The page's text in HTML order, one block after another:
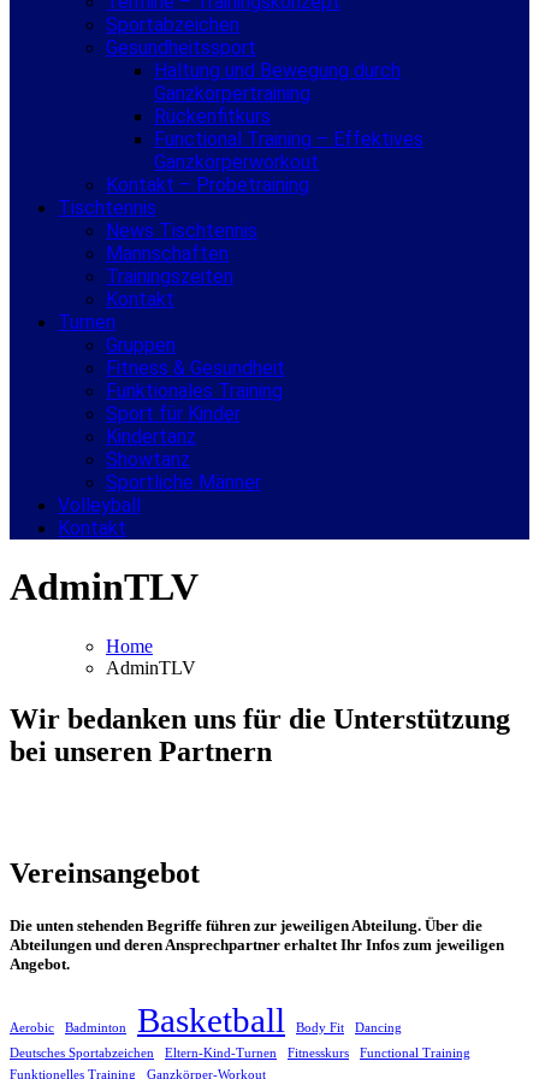
Sportabzeichen
Gesundheitssport
Haltung und Bewegung durch
Ganzkörpertraining
Rückenfitkurs
Functional Training – Effektives
Ganzkörperworkout
Kontakt – Probetraining
Tischtennis
News Tischtennis
Mannschaften
Trainingszeiten
Kontakt
Turnen
Gruppen
Fitness & Gesundheit
Funktionales Training
Sport für Kinder
Kindertanz
Showtanz
Sportliche Männer
Volleyball
Kontakt
AdminTLV
Home
AdminTLV
Wir bedanken uns für die Unterstützung
bei unseren Partnern
Vereinsangebot
Die unten stehenden Begriffe führen zur jeweiligen Abteilung. Über die
Abteilungen und deren Ansprechpartner erhaltet Ihr Infos zum jeweiligen
Angebot.
Aerobic Badminton Basketball Body Fit
Dancing
Deutsches Sportabzeichen
Eltern-Kind-Turnen Fitnesskurs
Functional Training
Funktionelles Training
Ganzkörper-Workout